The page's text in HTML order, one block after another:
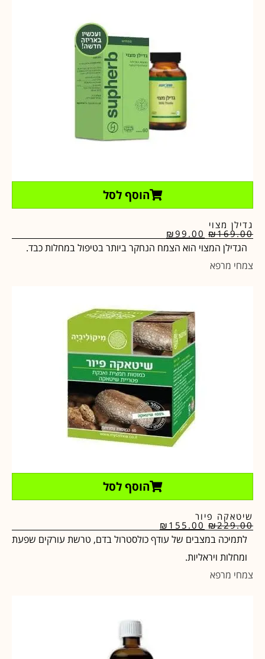
הוסף לסל
גדילן מצוי
₪169.00
₪99.00
הגדילן המצוי הוא הצמח הנחקר ביותר בטיפול במחלות כבד.
צמחי מרפא
הוסף לסל
שיטאקה פיור
₪229.00
₪ 155.00
לתמיכה במצבים של עודף כולסטרול בדם, טרשת עורקים שפעת
ומחלות ויראליות.
צמחי מרפא